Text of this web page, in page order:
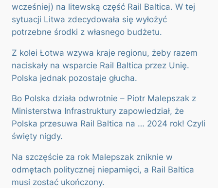
wcześniej) na litewską część Rail Baltica. W tej
sytuacji Litwa zdecydowała się wyłożyć
potrzebne środki z własnego budżetu.
Z kolei Łotwa wzywa kraje regionu, żeby razem
naciskały na wsparcie Rail Baltica przez Unię.
Polska jednak pozostaje głucha.
Bo Polska działa odwrotnie – Piotr Malepszak z
Ministerstwa Infrastruktury zapowiedział, że
Polska przesuwa Rail Baltica na … 2024 rok! Czyli
święty nigdy.
Na szczęście za rok Malepszak zniknie w
odmętach politycznej niepamięci, a Rail Baltica
musi zostać ukończony.